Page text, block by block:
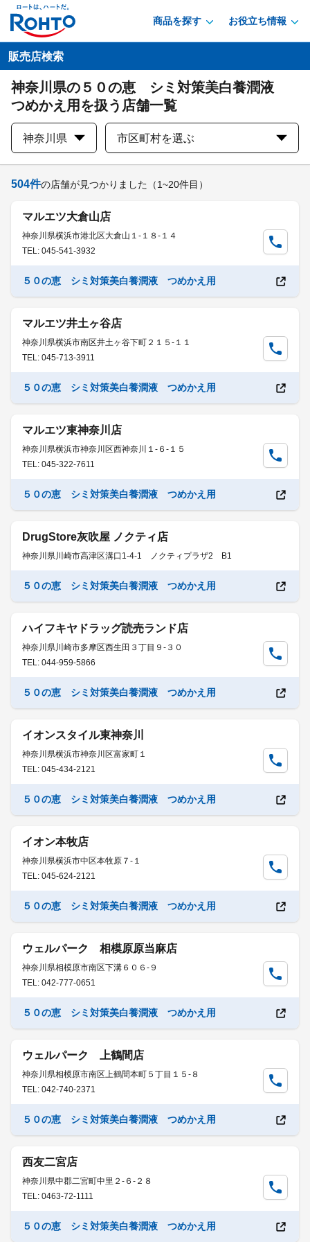
商品を探す お役立ち情報
販売店検索
神奈川県の５０の恵 シミ対策美白養潤液
つめかえ用を扱う店舗一覧
神奈川県 市区町村を選ぶ
504件の店舗が見つかりました （1~20件目）
マルエツ大倉山店
神奈川県横浜市港北区大倉山１-１８-１４
TEL: 045-541-3932
５０の恵 シミ対策美白養潤液 つめかえ用
マルエツ井土ヶ谷店
神奈川県横浜市南区井土ヶ谷下町２１５-１１
TEL: 045-713-3911
５０の恵 シミ対策美白養潤液 つめかえ用
マルエツ東神奈川店
神奈川県横浜市神奈川区西神奈川１-６-１５
TEL: 045-322-7611
５０の恵 シミ対策美白養潤液 つめかえ用
DrugStore灰吹屋 ノクティ店
神奈川県川崎市高津区溝口1-4-1 ノクティプラザ2 B1
５０の恵 シミ対策美白養潤液 つめかえ用
ハイフキヤドラッグ読売ランド店
神奈川県川崎市多摩区西生田３丁目９-３０
TEL: 044-959-5866
５０の恵 シミ対策美白養潤液 つめかえ用
イオンスタイル東神奈川
神奈川県横浜市神奈川区富家町１
TEL: 045-434-2121
５０の恵 シミ対策美白養潤液 つめかえ用
イオン本牧店
神奈川県横浜市中区本牧原７-１
TEL: 045-624-2121
５０の恵 シミ対策美白養潤液 つめかえ用
ウェルパーク 相模原原当麻店
神奈川県相模原市南区下溝６０６-９
TEL: 042-777-0651
５０の恵 シミ対策美白養潤液 つめかえ用
ウェルパーク 上鶴間店
神奈川県相模原市南区上鶴間本町５丁目１５-８
TEL: 042-740-2371
５０の恵 シミ対策美白養潤液 つめかえ用
西友二宮店
神奈川県中郡二宮町中里２-６-２８
TEL: 0463-72-1111
５０の恵 シミ対策美白養潤液 つめかえ用